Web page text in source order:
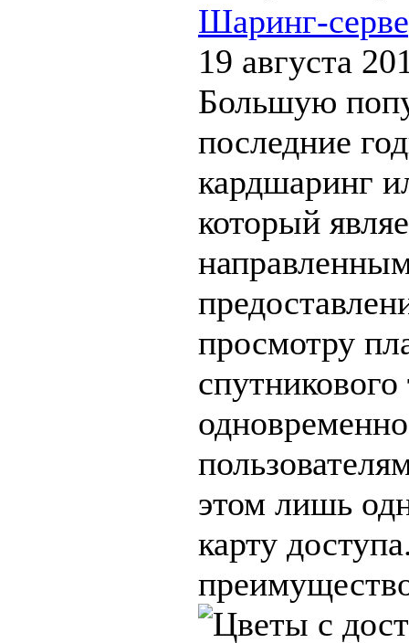
Шаринг-
19 августа
Большую
последние
кардшаринг
который
просмотру
этом лишь
карту